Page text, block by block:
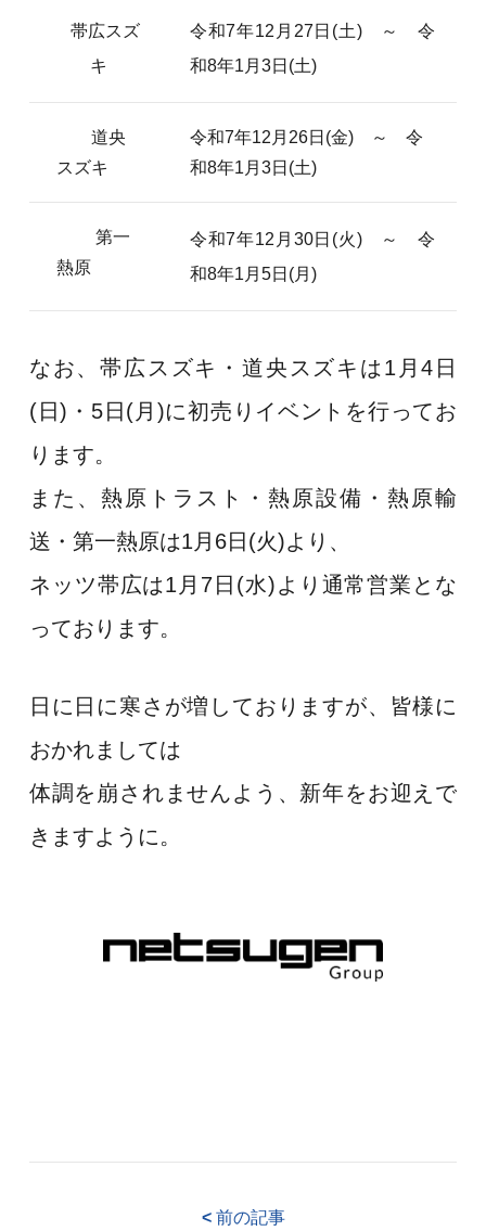
帯広スズ
キ
令和7年12月27日(土) ～ 令
和8年1月3日(土)
道央
スズキ
令和7年12月26日(金) ～ 令
和8年1月3日(土)
第一
熱原
令和7年12月30日(火) ～ 令
和8年1月5日(月)
なお、帯広スズキ・道央スズキは1月4日
(日)・5日(月)に初売りイベントを行ってお
ります。
また、熱原トラスト・熱原設備・熱原輸
送・第一熱原は1月6日(火)より、
ネッツ帯広は1月7日(水)より通常営業とな
っております。
日に日に寒さが増しておりますが、皆様に
おかれましては
体調を崩されませんよう、新年をお迎えで
きますように。
< 前の記事